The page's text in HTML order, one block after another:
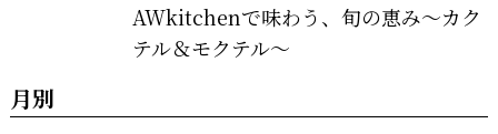
AWkitchenで味わう、旬の恵み～カク
テル＆モクテル～
月別